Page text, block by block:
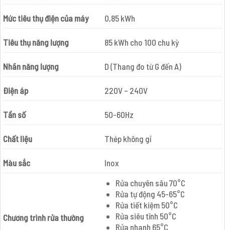
Mức tiêu thụ điện của máy 0,85 kWh
Tiêu thụ năng lượng 85 kWh cho 100 chu kỳ
Nhãn năng lượng D (Thang đo từ G đến A)
Điện áp 220V – 240V
Tần số 50-60Hz
Chất liệu Thép không gỉ
Màu sắc Inox
Chương trình rửa thường
Rửa chuyên sâu 70°C
Rửa tự động 45-65°C
Rửa tiết kiệm 50°C
Rửa siêu tĩnh 50°C
Rửa nhanh 65°C